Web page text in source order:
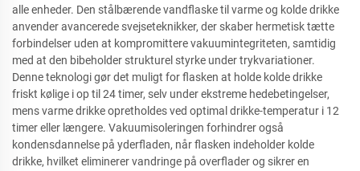
alle enheder. Den stålbærende vandflaske til varme og kolde drikke
anvender avancerede svejseteknikker, der skaber hermetisk tætte
forbindelser uden at kompromittere vakuumintegriteten, samtidig
med at den bibeholder strukturel styrke under trykvariationer.
Denne teknologi gør det muligt for flasken at holde kolde drikke
friskt kølige i op til 24 timer, selv under ekstreme hedebetingelser,
mens varme drikke opretholdes ved optimal drikke-temperatur i 12
timer eller længere. Vakuumisoleringen forhindrer også
kondensdannelse på yderfladen, når flasken indeholder kolde
drikke, hvilket eliminerer vandringe på overflader og sikrer en